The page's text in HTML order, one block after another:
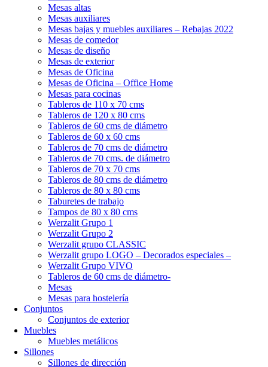
Mesas altas
Mesas auxiliares
Mesas bajas y muebles auxiliares – Rebajas 2022
Mesas de comedor
Mesas de diseño
Mesas de exterior
Mesas de Oficina
Mesas de Oficina – Office Home
Mesas para cocinas
Tableros de 110 x 70 cms
Tableros de 120 x 80 cms
Tableros de 60 cms de diámetro
Tableros de 60 x 60 cms
Tableros de 70 cms de diámetro
Tableros de 70 cms. de diámetro
Tableros de 70 x 70 cms
Tableros de 80 cms de diámetro
Tableros de 80 x 80 cms
Taburetes de trabajo
Tampos de 80 x 80 cms
Werzalit Grupo 1
Werzalit Grupo 2
Werzalit grupo CLASSIC
Werzalit grupo LOGO – Decorados especiales –
Werzalit Grupo VIVO
Tableros de 60 cms de diámetro-
Mesas
Mesas para hostelería
Conjuntos
Conjuntos de exterior
Muebles
Muebles metálicos
Sillones
Sillones de dirección